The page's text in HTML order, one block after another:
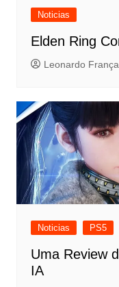
Noticias
Elden Ring
Leonardo França
Noticias PS5
Uma Review
IA